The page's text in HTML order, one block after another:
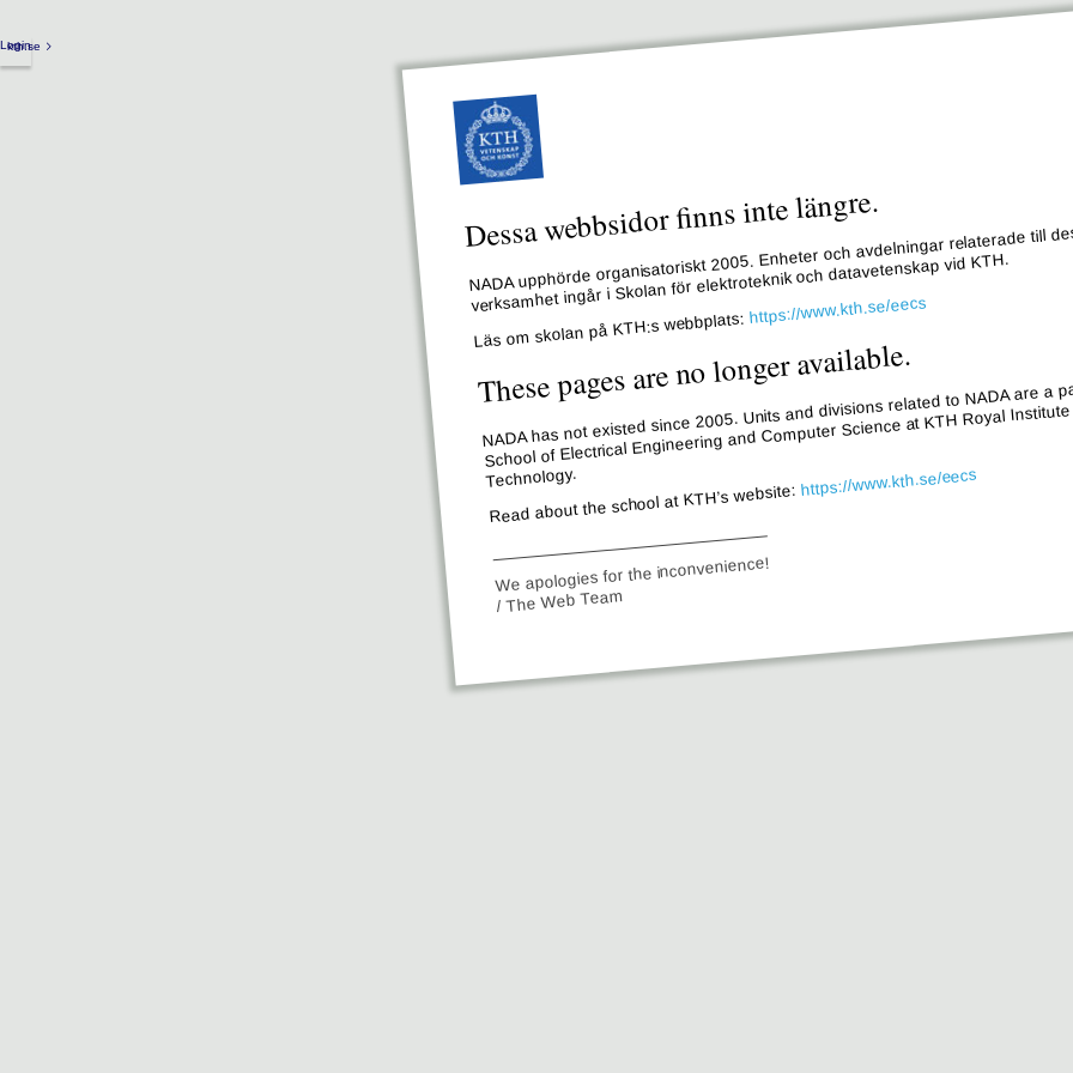
kth.se
Login
Dessa webbsidor finns inte längre.
NADA upphörde organisatoriskt 2005. Enheter och avdelningar relaterade till
verksamhet ingår i Skolan för elektroteknik och datavetenskap vid KTH.
Läs om skolan på KTH:s webbplats:https://www.kth.se/eecs
These pages are no longer available.
NADA has not existed since 2005. Units and divisions related to NADA are a
School of Electrical Engineering and Computer Science at KTH Royal
Technology.
Read about the school at KTH’s website:https://www.kth.se/eecs
We apologies for the inconvenience!
/ The Web Team